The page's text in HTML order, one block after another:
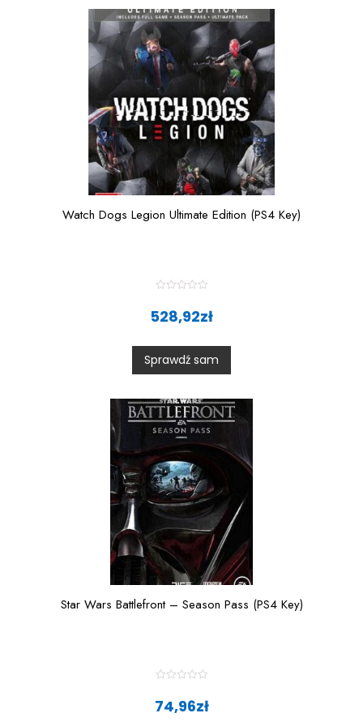
5
Watch Dogs Legion Ultimate Edition (PS4 Key)
t
0
o
u
t
5
528,92zł
Sprawdź sam
Star Wars Battlefront – Season Pass (PS4 Key)
t74,96zł